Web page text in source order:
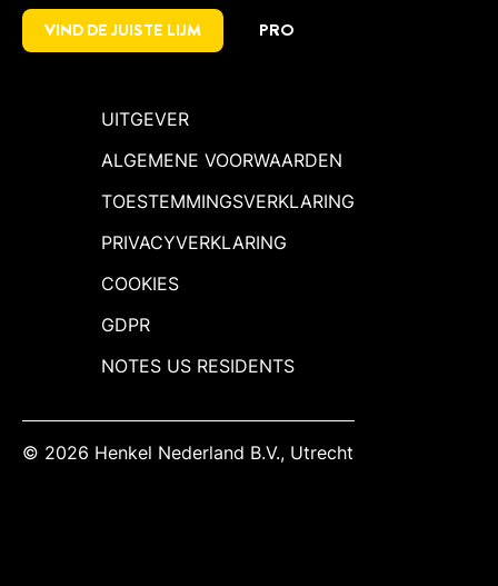
VIND DE JUISTE LIJM PRO
UITGEVER
ALGEMENE VOORWAARDEN
TOESTEMMINGSVERKLARING
PRIVACYVERKLARING
COOKIES
GDPR
NOTES US RESIDENTS
© 2026 Henkel Nederland B.V., Utrecht